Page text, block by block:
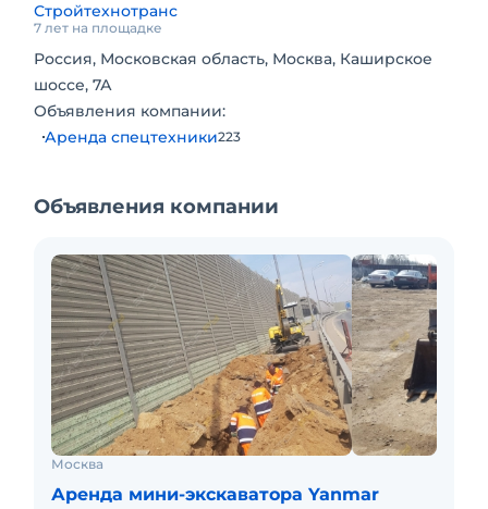
Стройтехнотранс
7 лет на площадке
Россия, Московская область, Москва, Каширское
шоссе, 7А
Объявления компании:
Аренда спецтехники223
Объявления компании
Москва
Аренда мини-экскаватора Yanmar